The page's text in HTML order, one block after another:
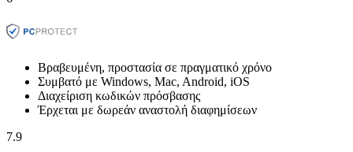
Βραβευμένη, προστασία σε πραγματικό χρόνο
Συμβατό με Windows, Mac, Android, iOS
Διαχείριση κωδικών πρόσβασης
Έρχεται με δωρεάν αναστολή διαφημίσεων
7.9